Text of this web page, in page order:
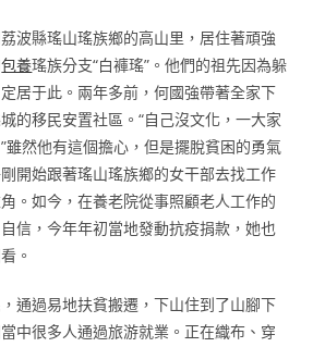
波縣瑤山瑤族鄉的高山里，居住著頑強
包養瑤族分支“白褲瑤”。他們的祖先因為躲
居于此。兩年多前，何國強帶著全家下
的移民安置社區。“自己沒文化，一大家
雖然他有這個擔心，但是擺脫貧困的勇氣
開始跟著瑤山瑤族鄉的女干部去找工作
。如今，在養老院從事照顧老人工作的
信，今年年初當地發動抗疫捐款，她也
。
通過易地扶貧搬遷，下山住到了山腳下
中很多人通過旅游就業。正在織布、穿